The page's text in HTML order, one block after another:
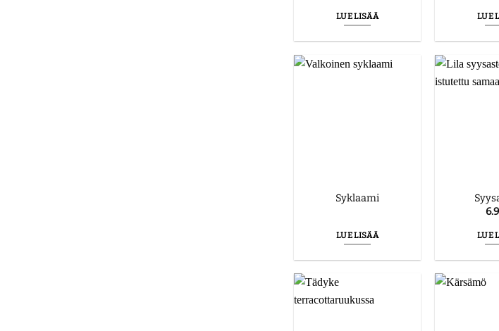
LUE LISÄÄ LUE
Syklaami
LUE LISÄÄ LUE